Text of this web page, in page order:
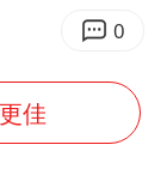
贯穿浙江
有“独立”过
几元成本的AI广告导致千万市值蒸发
0
佳